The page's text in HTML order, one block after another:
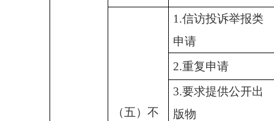
（五）不
1.信访投诉举报类
申请
2.重复申请
3.要求提供公开出
版物